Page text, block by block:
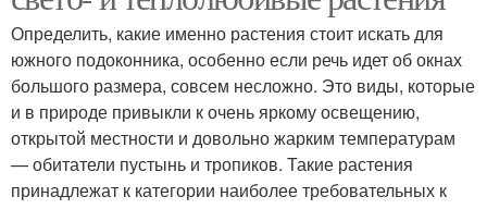
Определить, какие именно растения стоит искать для
южного подоконника, особенно если речь идет об окнах
большого размера, совсем несложно. Это виды, которые
и в природе привыкли к очень яркому освещению,
открытой местности и довольно жарким температурам
— обитатели пустынь и тропиков. Такие растения
принадлежат к категории наиболее требовательных к